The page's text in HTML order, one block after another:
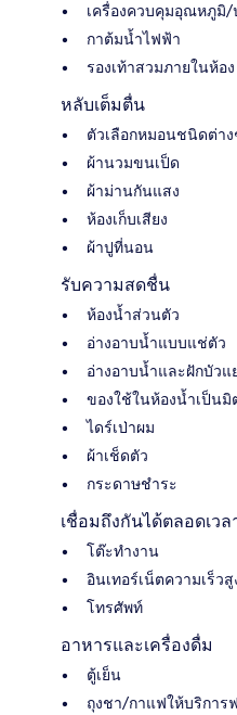
เครื่องควบคุมอุณหภูมิ/
กาต้มน้ำไฟฟ้า
รองเท้าสวมภายในห้อง
หลับเต็มตื่น
ตัวเลือกหมอนชนิดต่าง
ผ้านวมขนเป็ด
ผ้าม่านกันแสง
ห้องเก็บเสียง
ผ้าปูที่นอน
รับความสดชื่น
ห้องน้ำส่วนตัว
อ่างอาบน้ำแบบแช่ตัว
อ่างอาบน้ำและฝักบัวแ
ของใช้ในห้องน้ำเป็น
ไดร์เป่าผม
ผ้าเช็ดตัว
กระดาษชำระ
เชื่อมถึงกันได้ตลอดเวล
โต๊ะทำงาน
อินเทอร์เน็ตความเร็ว
โทรศัพท์
อาหารและเครื่องดื่ม
ตู้เย็น
ถุงชา/กาแฟให้บริการ